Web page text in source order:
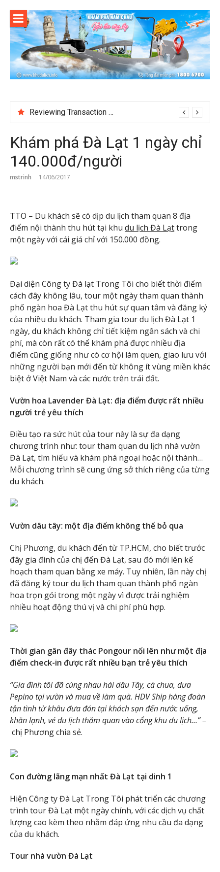
content
Test
Khám phá Đà Lạt 1 ngày chỉ
140.000đ/người
mstrinh 14/06/2017
TTO – Du khách sẽ có dịp du lịch tham quan 8 địa
điểm nội thành thu hút tại khu du lịch Đà Lạttrong
một ngày với cái giá chỉ với 150.000 đồng.
Đại diện Công ty Đà lạt Trong Tôi cho biết thời điểm
cách đây không lâu, tour một ngày tham quan thành
phố ngàn hoa Đà Lạt thu hút sự quan tâm và đăng ký
của nhiều du khách. Tham gia tour du lịch Đà Lạt 1
ngày, du khách không chỉ tiết kiệm ngân sách và chi
phí, mà còn rất có thể khám phá được nhiều địa
điểm cũng giống như có cơ hội làm quen, giao lưu với
những người bạn mới đến từ không ít vùng miền khác
biệt ở Việt Nam và các nước trên trái đất.
Vườn hoa Lavender Đà Lạt: địa điểm được rất nhiều
người trẻ yêu thích
Điều tạo ra sức hút của tour này là sự đa dạng
chương trình như: tour tham quan du lịch nhà vườn
Đà Lạt, tìm hiểu và khám phá ngoại hoặc nội thành…
Mỗi chương trình sẽ cung ứng sở thích riêng của từng
du khách.
Vườn dâu tây: một địa điểm không thể bỏ qua
Chị Phương, du khách đến từ TP.HCM, cho biết trước
đây gia đình của chị đến Đà Lạt, sau đó mới lên kế
hoạch tham quan bằng xe máy. Tuy nhiên, lần này chị
đã đăng ký tour du lịch tham quan thành phố ngàn
hoa trọn gói trong một ngày vì được trải nghiệm
nhiều hoạt động thú vị và chi phí phù hợp.
Thời gian gân đây thác Pongour nổi lên như một địa
điểm check-in được rất nhiều bạn trẻ yêu thích
“Gia đình tôi đã cùng nhau hái dâu Tây, cà chua, dưa
Pepino tại vườn và mua về làm quà. HDV Ship hàng đoàn
tận tình từ khâu đưa đón tại khách sạn đến nước uống,
khăn lạnh, vé du lịch thăm quan vào cổng khu du lịch…” –
chị Phương chia sẻ.
Con đường lãng mạn nhất Đà Lạt tại dinh 1
Hiện Công ty Đà Lạt Trong Tôi phát triển các chương
trình tour Đà Lạt một ngày chính, với các dịch vụ chất
lượng cao kèm theo nhằm đáp ứng nhu cầu đa dạng
của du khách.
Tour nhà vườn Đà Lạt